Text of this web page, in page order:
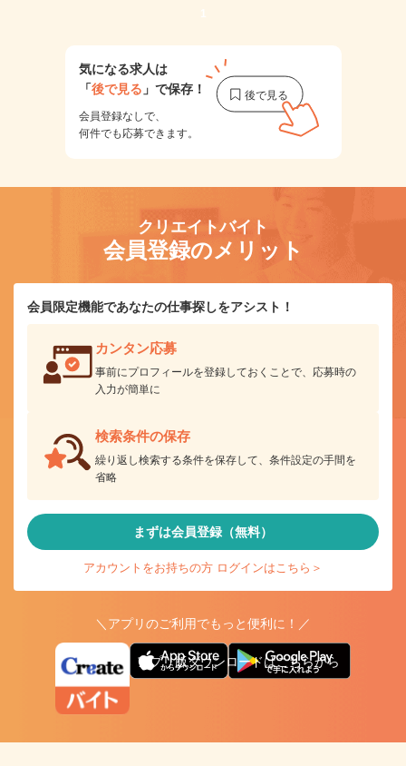
1
気になる求人は
「後で見る 」で保存！
会員登録なしで、
何件でも応募できます。
クリエイトバイト
会員登録のメリット
会員限定機能であなたの仕事探しをアシスト！
カンタン応募
事前にプロフィールを登録しておくことで、応募時の
入力が簡単に
検索条件の保存
繰り返し検索する条件を保存して、条件設定の手間を
省略
まずは会員登録（無料）
アカウントをお持ちの方 ログインはこちら＞
＼アプリのご利用でもっと便利に！／
アプリ版ダウンロードはこちらから